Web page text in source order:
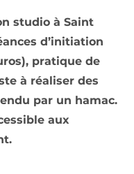
studio à Saint
d’initiation
pratique de
à réaliser des
par un hamac.
aux